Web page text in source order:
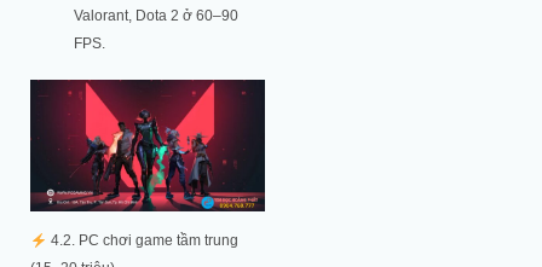
Valorant, Dota 2 ở 60–90
FPS.
4.2. PC chơi game tầm trung